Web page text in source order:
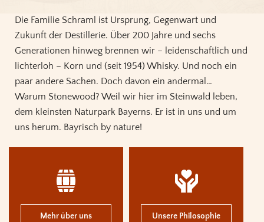
Die Familie Schraml ist Ursprung, Gegenwart und
Zukunft der Destillerie. Über 200 Jahre und sechs
Generationen hinweg brennen wir – leidenschaftlich und
lichterloh – Korn und (seit 1954) Whisky. Und noch ein
paar andere Sachen. Doch davon ein andermal…
Warum Stonewood? Weil wir hier im Steinwald leben,
dem kleinsten Naturpark Bayerns. Er ist in uns und um
uns herum. Bayrisch by nature!
Mehr über uns Unsere Philosophie